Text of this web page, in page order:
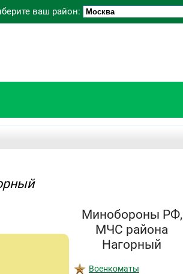
ваш район:
Минобороны РФ,
МЧС района
Нагорный
Военкоматы